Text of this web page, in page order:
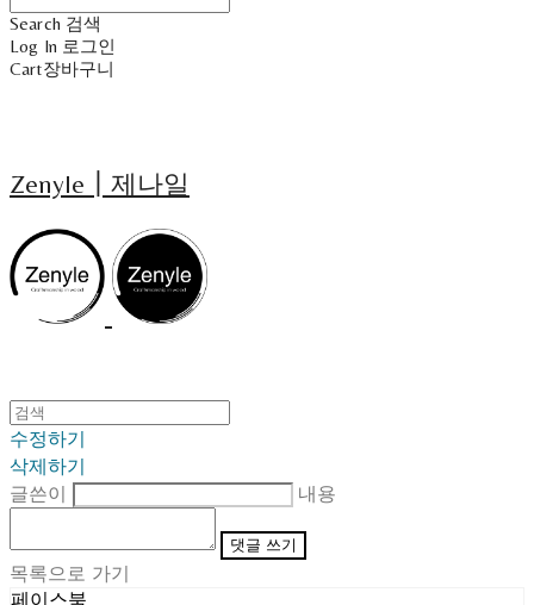
Search 검색
Log In 로그인
Cart장바구니
Zenyle┃제나일
수정하기
삭제하기
글쓴이
내용
댓글 쓰기
목록으로 가기
페이스북